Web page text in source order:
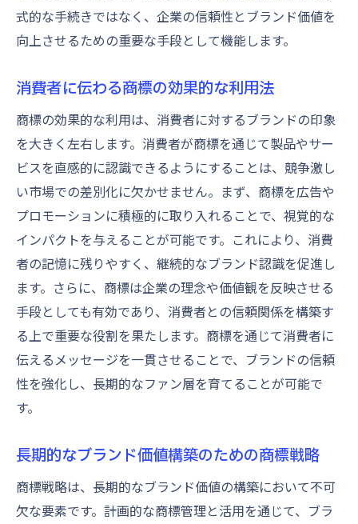
式的な手続きではなく、企業の信頼性とブランド価値を
向上させるための重要な手段として機能します。
消費者に伝わる商標の効果的な利用法
商標の効果的な利用は、消費者に対するブランドの印象
を大きく左右します。消費者が商標を通じて製品やサー
ビスを直感的に認識できるようにすることは、競争激し
い市場での差別化に欠かせません。まず、商標を広告や
プロモーションに積極的に取り入れることで、視覚的な
インパクトを与えることが可能です。これにより、消費
者の記憶に残りやすく、継続的なブランド認識を促進し
ます。さらに、商標は企業の理念や価値観を反映させる
手段としても有効であり、消費者との信頼関係を構築す
る上で重要な役割を果たします。商標を通じて消費者に
伝えるメッセージを一貫させることで、ブランドの信頼
性を強化し、長期的なファン層を育てることが可能で
す。
長期的なブランド価値構築のための商標戦略
商標戦略は、長期的なブランド価値の構築において不可
欠な要素です。計画的な商標管理と活用を通じて、ブラ